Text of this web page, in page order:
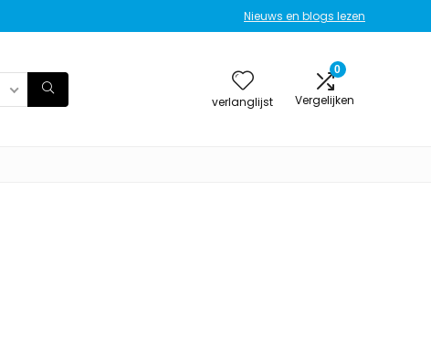
Nieuws en blogs lezen
verlanglijst
0
Vergelijken